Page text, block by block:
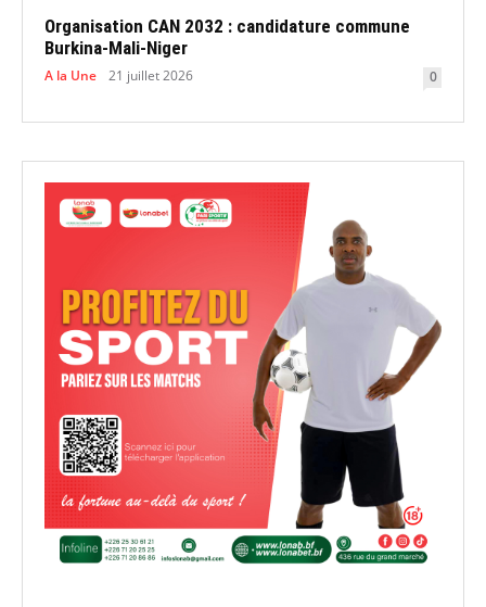
Organisation CAN 2032 : candidature commune
Burkina-Mali-Niger
A la Une 21 juillet 2026 0